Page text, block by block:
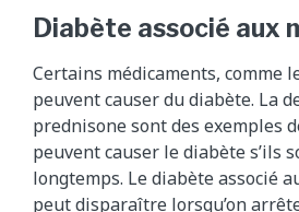
Diabète associé aux
Certains médicaments, comme
peuvent causer du diabète. La
prednisone sont des exemples
peuvent causer le diabète s’ils
longtemps. Le diabète associé
peut disparaître lorsqu’on